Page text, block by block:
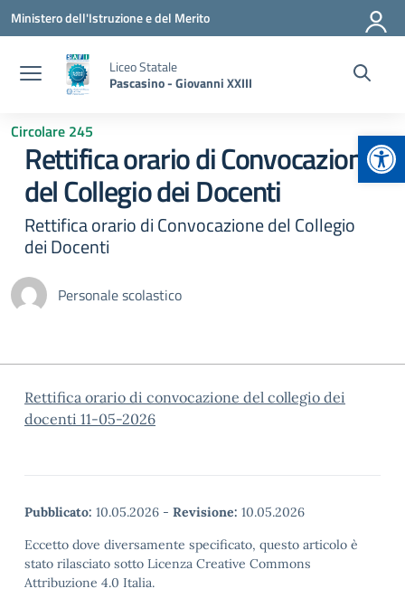
Vai ai contenuti
Vai al menu di navigazione
Vai al footer
Ministero dell'Istruzione e del Merito
Liceo Statale
Pascasino - Giovanni XXIII
Circolare 245
Rettifica orario di Convocazione
del Collegio dei Docenti
Rettifica orario di Convocazione del Collegio
dei Docenti
Personale scolastico
Rettifica orario di convocazione del collegio dei
docenti 11-05-2026
Pubblicato: 10.05.2026 - Revisione: 10.05.2026
Eccetto dove diversamente specificato, questo articolo è
stato rilasciato sotto Licenza Creative Commons
Attribuzione 4.0 Italia.